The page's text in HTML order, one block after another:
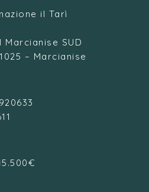
il Tarì
Marcianise SUD
– Marcianise